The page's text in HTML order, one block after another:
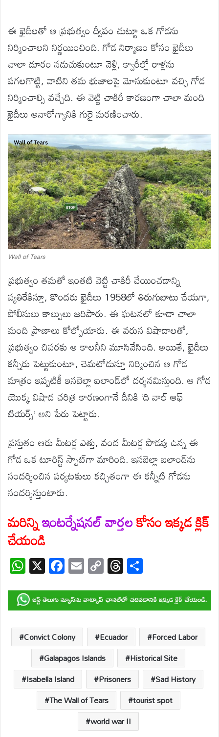
ఈ ఖైదీలతో ఆ ప్రభుత్వం ద్వీపం చుట్టూ ఒక గోడను
నిర్మించాలని నిర్ణయించింది. గోడ నిర్మాణం కోసం ఖైదీలు
చాలా దూరం నడుచుకుంటూ వెళ్లి, క్వారీల్లో రాళ్లను
పగలగొట్టి, వాటిని తమ భుజాలపై మోసుకుంటూ వచ్చి గోడ
నిర్మించాల్సి వచ్చేది. ఈ వెట్టి చాకిరీ కారణంగా చాలా మంది
ఖైదీలు అనారోగ్యానికి గురై మరణించారు.
Wall of Tears
ప్రభుత్వం తమతో ఇంతటి వెట్టి చాకిరీ చేయించడాన్ని
వ్యతిరేకిస్తూ, కొందరు ఖైదీలు 1958లో తిరుగుబాటు చేయగా,
పోలీసులు కాల్పులు జరిపారు. ఈ ఘటనలో కూడా చాలా
మంది ప్రాణాలు కోల్పోయారు. ఈ వరుస విషాదాలతో,
ప్రభుత్వం చివరకు ఆ కాలనీని మూసివేసింది. అయితే, ఖైదీలు
కన్నీరు పెట్టుకుంటూ, చెమటోడుస్తూ నిర్మించిన ఆ గోడ
మాత్రం ఇప్పటికీ ఇసబెల్లా ఐలాండ్‌లో దర్శనమిస్తుంది. ఆ గోడ
యొక్క విషాద చరిత్ర కారణంగానే దీనికి ‘ది వాల్ ఆఫ్
టియర్స్’ అని పేరు పెట్టారు.
ప్రస్తుతం ఆరు మీటర్ల ఎత్తు, వంద మీటర్ల పొడవు ఉన్న ఈ
గోడ ఒక టూరిస్ట్ స్పాట్‌గా మారింది. ఇసబెల్లా ఐలాండ్‌ను
సందర్శించిన పర్యటకులు కచ్చితంగా ఈ కన్నీటి గోడను
సందర్శిస్తుంటారు.
మరిన్నిఇంటర్నేషనల్ వార్తలకోసం ఇక్కడ క్లిక్
చేయండి
W
h
at
s
A
p
p
X F
ac
e
b
o
o
k
E
m
ail
C
o
p
y
Li
n
k
T
hr
e
a
d
s
ar
e
Convict Colony Ecuador
Forced Labor
Galapagos Islands
Historical Site
Isabella Island
Prisoners
Sad History
The Wall of Tears
tourist spot
world war II